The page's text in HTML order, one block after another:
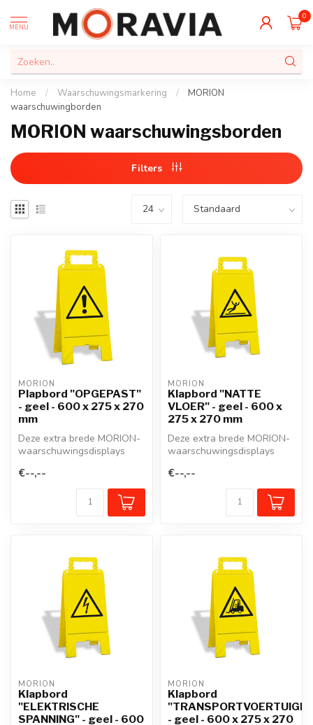
MENU
0
Home / Waarschuwingsmarkering /
MORION
waarschuwingborden
MORION waarschuwingsborden
Filters
MORION
Plapbord "OPGEPAST"
- geel - 600 x 275 x 270
mm
Deze extra brede MORION-
waarschuwingsdisplays
gevarenzones aan...
€--,--
MORION
Klapbord "NATTE
VLOER" - geel - 600 x
275 x 270 mm
Deze extra brede MORION-
waarschuwingsdisplays
gevarenzones aan...
€--,--
MORION
Klapbord
"ELEKTRISCHE
SPANNING" - geel - 600
MORION
Klapbord
- geel - 600 x 275 x 270